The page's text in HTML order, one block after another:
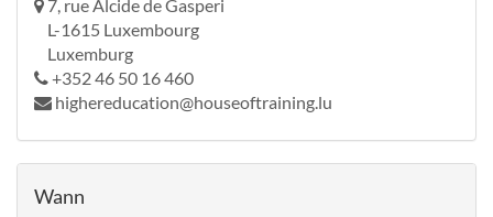
7, rue Alcide de Gasperi
L-1615 Luxembourg
Luxemburg
+352 46 50 16 460
highereducation@houseoftraining.lu
Wann